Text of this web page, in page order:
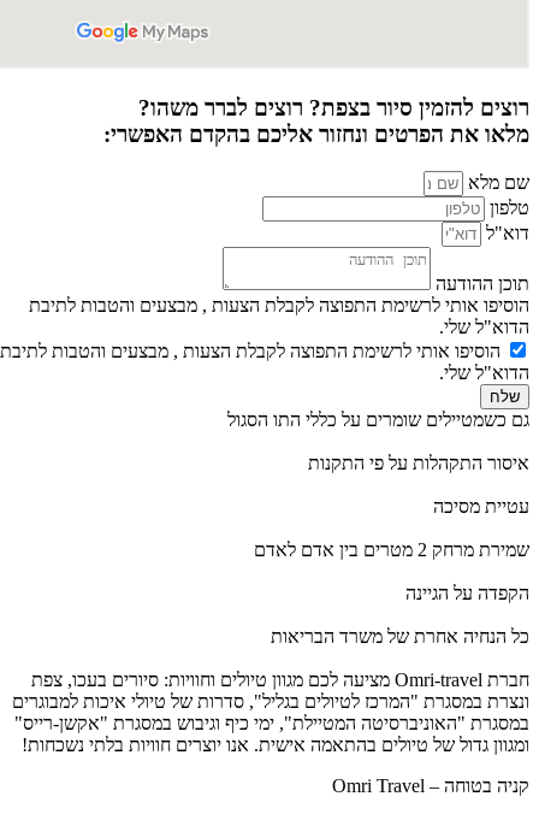
רוצים להזמין סיור בצפת? רוצים לברר משהו?
מלאו את הפרטים ונחזור אליכם בהקדם האפשרי:
שם מלא
טלפון
דוא"ל
תוכן ההודעה
הוסיפו אותי לרשימת התפוצה לקבלת הצעות , מבצעים והטבות לתיבת
הדוא"ל שלי.
הוסיפו אותי לרשימת התפוצה לקבלת הצעות , מבצעים והטבות לתיבת
הדוא"ל שלי.
שלח
גם כשמטיילים שומרים על כללי התו הסגול
איסור התקהלות על פי התקנות
עטיית מסיכה
שמירת מרחק 2 מטרים בין אדם לאדם
הקפדה על הגיינה
כל הנחיה אחרת של משרד הבריאות
חברת Omri-travel מציעה לכם מגוון טיולים וחוויות: סיורים בעכו, צפת
ונצרת במסגרת "המרכז לטיולים בגליל", סדרות של טיולי איכות למבוגרים
במסגרת "האוניברסיטה המטיילת", ימי כיף וגיבוש במסגרת "אקשן-רייס"
ומגוון גדול של טיולים בהתאמה אישית. אנו יוצרים חוויות בלתי נשכחות!
קניה בטוחה – Omri Travel